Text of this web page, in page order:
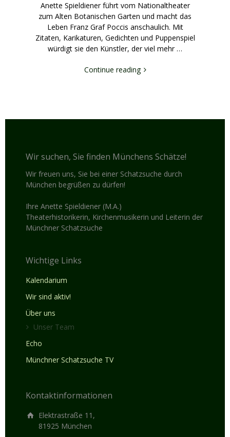
Anette Spieldiener führt vom Nationaltheater
zum Alten Botanischen Garten und macht das
Leben Franz Graf Poccis anschaulich. Mit
Zitaten, Karikaturen, Gedichten und Puppenspiel
würdigt sie den Künstler, der viel mehr …
Continue reading
Wir suchen, Sie finden Münchens Schätze!
Wir freuen uns, Sie bei einer Schatzsuche durch
München begrüßen zu dürfen!
Ihre Anette Spieldiener (M.A.)
Theaterhistorikerin, Kirchenmusikerin und Leiterin der
Münchner Schatzsuche
Wichtige Links
Kalendarium
Wir sind aktiv!
Über uns
Unser Team
Echo
Münchner Schatzsuche TV
Kontaktinformationen
Elektrastraße 11,
81925 München